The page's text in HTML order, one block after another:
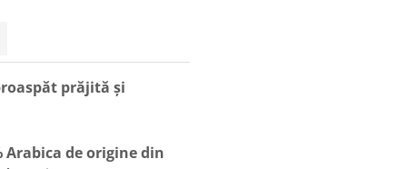
prăjită și
Arabica de origine din